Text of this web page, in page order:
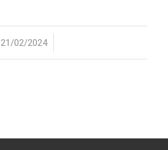
21/02/2024
/